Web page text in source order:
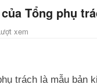
Tổng phụ
xem
trách là mẫu bản